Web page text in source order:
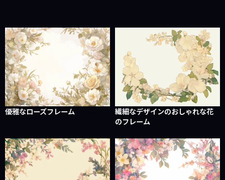
優雅なローズフレーム
繊細なデザインのおしゃれな花
のフレーム